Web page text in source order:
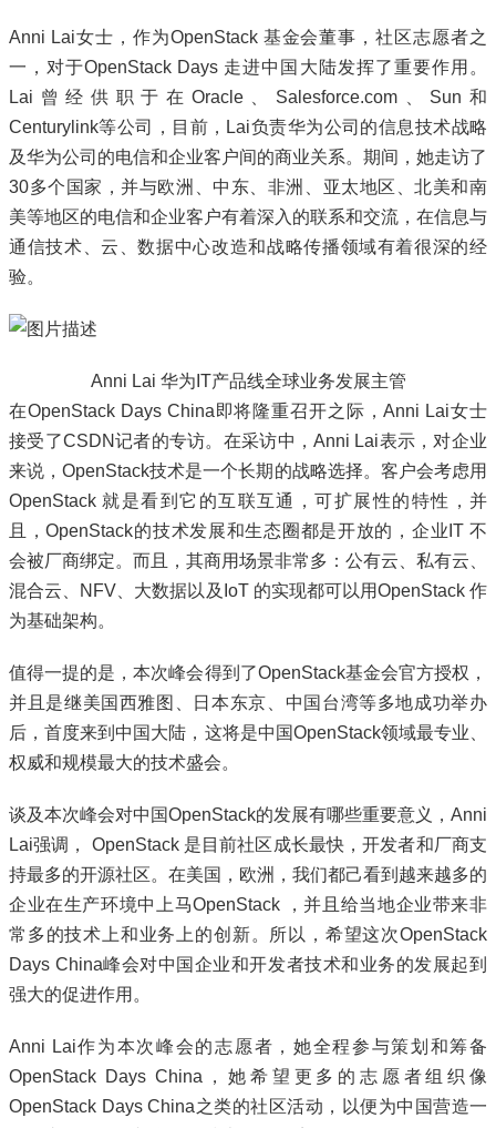
Anni Lai女士，作为OpenStack 基金会董事，社区志愿者之
一，对于OpenStack Days 走进中国大陆发挥了重要作用。
Lai曾经供职于在Oracle、Salesforce.com、Sun和
Centurylink等公司，目前，Lai负责华为公司的信息技术战略
及华为公司的电信和企业客户间的商业关系。期间，她走访了
30多个国家，并与欧洲、中东、非洲、亚太地区、北美和南
美等地区的电信和企业客户有着深入的联系和交流，在信息与
通信技术、云、数据中心改造和战略传播领域有着很深的经
验。
Anni Lai 华为IT产品线全球业务发展主管
在OpenStack Days China即将隆重召开之际，Anni Lai女士
接受了CSDN记者的专访。在采访中，Anni Lai表示，对企业
来说，OpenStack技术是一个长期的战略选择。客户会考虑用
OpenStack 就是看到它的互联互通，可扩展性的特性，并
且，OpenStack的技术发展和生态圈都是开放的，企业IT 不
会被厂商绑定。而且，其商用场景非常多：公有云、私有云、
混合云、NFV、大数据以及IoT 的实现都可以用OpenStack 作
为基础架构。
值得一提的是，本次峰会得到了OpenStack基金会官方授权，
并且是继美国西雅图、日本东京、中国台湾等多地成功举办
后，首度来到中国大陆，这将是中国OpenStack领域最专业、
权威和规模最大的技术盛会。
谈及本次峰会对中国OpenStack的发展有哪些重要意义，Anni
Lai强调， OpenStack 是目前社区成长最快，开发者和厂商支
持最多的开源社区。在美国，欧洲，我们都己看到越来越多的
企业在生产环境中上马OpenStack ，并且给当地企业带来非
常多的技术上和业务上的创新。所以，希望这次OpenStack
Days China峰会对中国企业和开发者技术和业务的发展起到
强大的促进作用。
Anni Lai作为本次峰会的志愿者，她全程参与策划和筹备
OpenStack Days China，她希望更多的志愿者组织像
OpenStack Days China之类的社区活动，以便为中国营造一